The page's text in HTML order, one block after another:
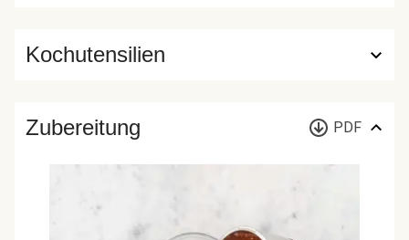
Kochutensilien
Zubereitung PDF